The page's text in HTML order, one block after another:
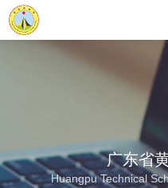
广东省
Huangpu Technical